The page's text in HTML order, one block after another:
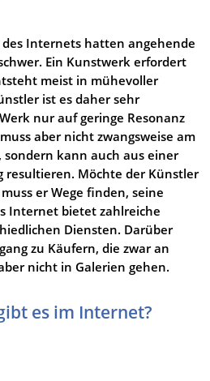
Internets hatten angehende
Ein Kunstwerk erfordert
meist in mühevoller
ist es daher sehr
nur auf geringe Resonanz
aber nicht zwangsweise am
sondern kann auch aus einer
resultieren. Möchte der Künstler
er Wege finden, seine
Internet bietet zahlreiche
Diensten. Darüber
zu Käufern, die zwar an
nicht in Galerien gehen.
es im Internet?